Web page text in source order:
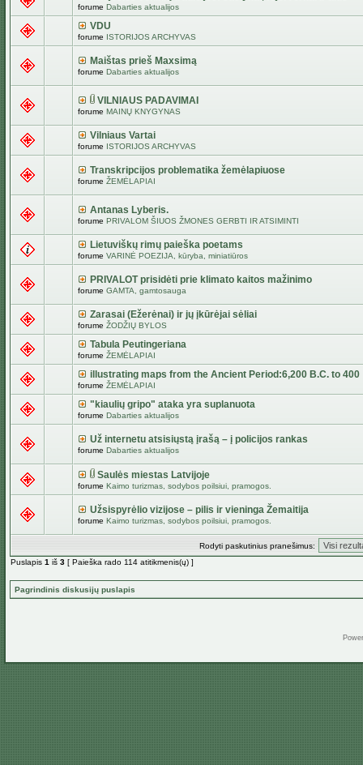
forume Dabarties aktualijos
VDU
forume ISTORIJOS ARCHYVAS
Maištas prieš Maxsimą
forume Dabarties aktualijos
VILNIAUS PADAVIMAI
forume MAINŲ KNYGYNAS
Vilniaus Vartai
forume ISTORIJOS ARCHYVAS
Transkripcijos problematika žemėlapiuose
forume ŽEMĖLAPIAI
Antanas Lyberis.
forume PRIVALOM ŠIUOS ŽMONES GERBTI IR ATSIMINTI
Lietuviškų rimų paieška poetams
forume VARINĖ POEZIJA, kūryba, miniatiūros
PRIVALOT prisidėti prie klimato kaitos mažinimo
forume GAMTA, gamtosauga
Zarasai (Ežerėnai) ir jų įkūrėjai sėliai
forume ŽODŽIŲ BYLOS
Tabula Peutingeriana
forume ŽEMĖLAPIAI
illustrating maps from the Ancient Period:6,200 B.C. to 400
forume ŽEMĖLAPIAI
"kiaulių gripo" ataka yra suplanuota
forume Dabarties aktualijos
Už internetu atsisiųstą įrašą – į policijos rankas
forume Dabarties aktualijos
Saulės miestas Latvijoje
forume Kaimo turizmas, sodybos poilsiui, pramogos.
Užsispyrėlio vizijose – pilis ir vieninga Žemaitija
forume Kaimo turizmas, sodybos poilsiui, pramogos.
Rodyti paskutinius pranešimus:
Puslapis 1 iš 3 [ Paieška rado 114 atitikmenis(ų) ]
Pagrindinis diskusijų puslapis